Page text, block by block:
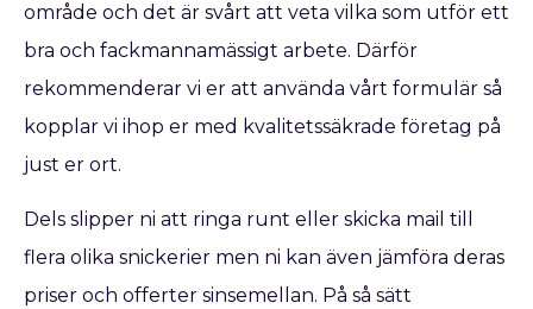
område och det är svårt att veta vilka som utför ett
bra och fackmannamässigt arbete. Därför
rekommenderar vi er att använda vårt formulär så
kopplar vi ihop er med kvalitetssäkrade företag på
just er ort.
Dels slipper ni att ringa runt eller skicka mail till
flera olika snickerier men ni kan även jämföra deras
priser och offerter sinsemellan. På så sätt